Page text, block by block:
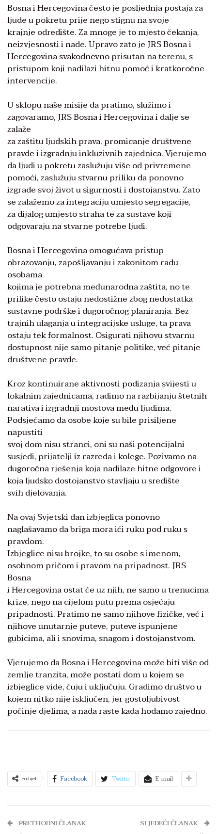
Bosna i Hercegovina često je posljednja postaja za
ljude u pokretu prije nego stignu na svoje
krajnje odredište. Za mnoge je to mjesto čekanja,
neizvjesnosti i nade. Upravo zato je JRS Bosna i
Hercegovina svakodnevno prisutan na terenu, s
pristupom koji nadilazi hitnu pomoć i kratkoročne
intervencije.
U sklopu naše misije da pratimo, služimo i
zagovaramo, JRS Bosna i Hercegovina i dalje se
zalaže
za zaštitu ljudskih prava, promicanje društvene
pravde i izgradnju inkluzivnih zajednica. Vjerujemo
da ljudi u pokretu zaslužuju više od privremene
pomoći, zaslužuju stvarnu priliku da ponovno
izgrade svoj život u sigurnosti i dostojanstvu. Zato
se zalažemo za integraciju umjesto segregacije,
za dijalog umjesto straha te za sustave koji
odgovaraju na stvarne potrebe ljudi.
Bosna i Hercegovina omogućava pristup
obrazovanju, zapošljavanju i zakonitom radu
osobama
kojima je potrebna međunarodna zaštita, no te
prilike često ostaju nedostižne zbog nedostatka
sustavne podrške i dugoročnog planiranja. Bez
trajnih ulaganja u integracijske usluge, ta prava
ostaju tek formalnost. Osigurati njihovu stvarnu
dostupnost nije samo pitanje politike, već pitanje
društvene pravde.
Kroz kontinuirane aktivnosti podizanja svijesti u
lokalnim zajednicama, radimo na razbijanju štetnih
narativa i izgradnji mostova među ljudima.
Podsjećamo da osobe koje su bile prisiljene
napustiti
svoj dom nisu stranci, oni su naši potencijalni
susjedi, prijatelji iz razreda i kolege. Pozivamo na
dugoročna rješenja koja nadilaze hitne odgovore i
koja ljudsko dostojanstvo stavljaju u središte
svih djelovanja.
Na ovaj Svjetski dan izbjeglica ponovno
naglašavamo da briga mora ići ruku pod ruku s
pravdom.
Izbjeglice nisu brojke, to su osobe s imenom,
osobnom pričom i pravom na pripadnost. JRS
Bosna
i Hercegovina ostat će uz njih, ne samo u trenucima
krize, nego na cijelom putu prema osjećaju
pripadnosti. Pratimo ne samo njihove fizičke, već i
njihove unutarnje puteve, puteve ispunjene
gubicima, ali i snovima, snagom i dostojanstvom.
Vjerujemo da Bosna i Hercegovina može biti više od
zemlje tranzita, može postati dom u kojem se
izbjeglice vide, čuju i uključuju. Gradimo društvo u
kojem nitko nije isključen, jer gostoljubivost
počinje djelima, a nada raste kada hodamo zajedno.
Podijeli Facebook Twitter E-mail
PRETHODNI ČLANAK SLJEDEĆI ČLANAK